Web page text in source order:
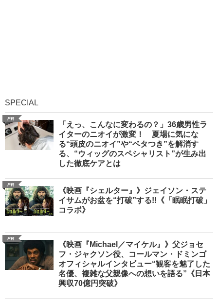
SPECIAL
PR
「えっ、こんなに変わるの？」36歳男性ラ
イターのニオイが激変！ 夏場に気にな
る“頭皮のニオイ”や“ベタつき”を解消す
る、“ウィッグのスペシャリスト”が生み出
した徹底ケアとは
PR
《映画『シェルター』》ジェイソン・ステ
イサムがお盆を“打破”する!!《「眠眠打破」
コラボ》
PR
《映画『Michael／マイケル』》父ジョセ
フ・ジャクソン役、コールマン・ドミンゴ
オフィシャルインタビュー“観客を魅了した
名優、複雑な父親像への想いを語る”《日本
興収70億円突破》